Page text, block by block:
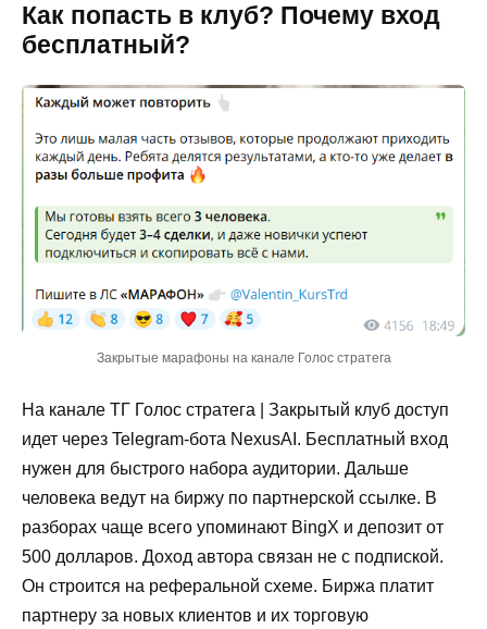
Как попасть в клуб? Почему вход
бесплатный?
Закрытые марафоны на канале Голос стратега
На канале ТГ Голос стратега | Закрытый клуб доступ
идет через Telegram-бота NexusAI. Бесплатный вход
нужен для быстрого набора аудитории. Дальше
человека ведут на биржу по партнерской ссылке. В
разборах чаще всего упоминают BingX и депозит от
500 долларов. Доход автора связан не с подпиской.
Он строится на реферальной схеме. Биржа платит
партнеру за новых клиентов и их торговую